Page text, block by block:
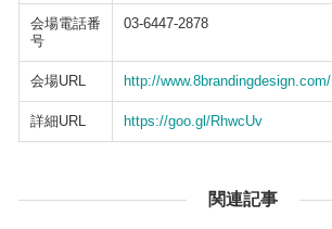
会場電話番
号
03-6447-2878
会場URL http://www.8brandingdesign.com/
詳細URL https://goo.gl/RhwcUv
関連記事